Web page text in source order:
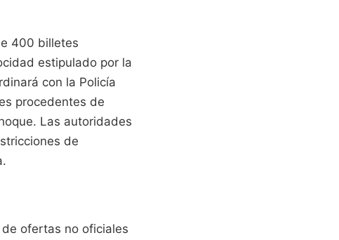
400 billetes
estipulado por la
con la Policía
procedentes de
Las autoridades
de
ofertas no oficiales